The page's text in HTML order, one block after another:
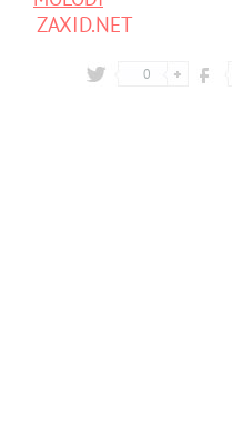
ZAXID.NET
0